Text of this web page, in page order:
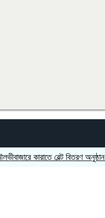
কারাতে বেল্ট বিতরণ অনুষ্ঠান অনুষ্ঠিত